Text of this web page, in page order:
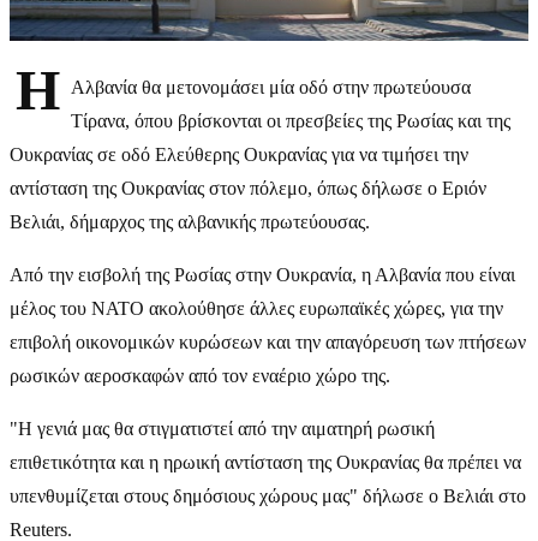
Η
Αλβανία θα μετονομάσει μία οδό στην πρωτεύουσα
Τίρανα, όπου βρίσκονται οι πρεσβείες της Ρωσίας και της
Ουκρανίας σε οδό Ελεύθερης Ουκρανίας για να τιμήσει την
αντίσταση της Ουκρανίας στον πόλεμο, όπως δήλωσε ο Εριόν
Βελιάι, δήμαρχος της αλβανικής πρωτεύουσας.
Από την εισβολή της Ρωσίας στην Ουκρανία, η Αλβανία που είναι
μέλος του ΝΑΤΟ ακολούθησε άλλες ευρωπαϊκές χώρες, για την
επιβολή οικονομικών κυρώσεων και την απαγόρευση των πτήσεων
ρωσικών αεροσκαφών από τον εναέριο χώρο της.
"Η γενιά μας θα στιγματιστεί από την αιματηρή ρωσική
επιθετικότητα και η ηρωική αντίσταση της Ουκρανίας θα πρέπει να
υπενθυμίζεται στους δημόσιους χώρους μας" δήλωσε ο Βελιάι στο
Reuters.